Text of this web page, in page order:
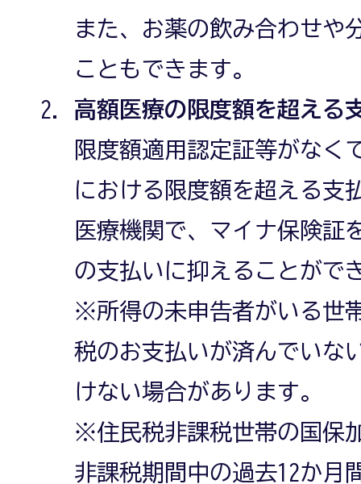
また、お薬の飲み合わせや
こともできます。
高額医療の限度額を超える
限度額適用認定証等がなく
における限度額を超える支
医療機関で、マイナ保険証
の支払いに抑えることがで
※所得の未申告者がいる世
税のお支払いが済んでいな
けない場合があります。
※住民税非課税世帯の国保
非課税期間中の過去12か月